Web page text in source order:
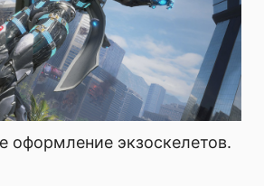
оформление экзоскелетов.